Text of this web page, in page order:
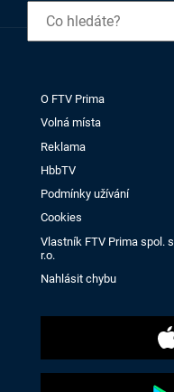
O FTV Prima
Volná místa
Reklama
HbbTV
Podmínky užívání
Cookies
Vlastník FTV Prima spol. s
r.o.
Nahlásit chybu